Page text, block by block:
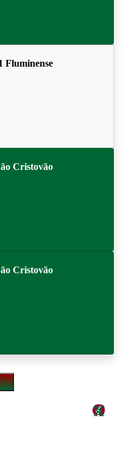
Fluminense
Cristovão
Cristovão